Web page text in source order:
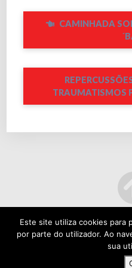
CAMINHADA
TRAUMATISMOS
© 2022 TODOS OS
Este site utiliza cookies para
por parte do utilizador. Ao
sua